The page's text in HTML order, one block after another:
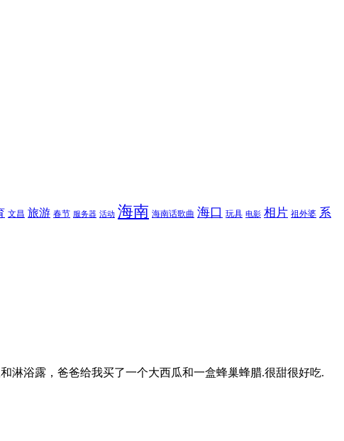
文昌 旅游 春节 服务器 活动 海南 海南话歌曲 海口 玩具 电影 相片 祖外婆 系
淋浴露，爸爸给我买了一个大西瓜和一盒蜂巢蜂腊.很甜很好吃.